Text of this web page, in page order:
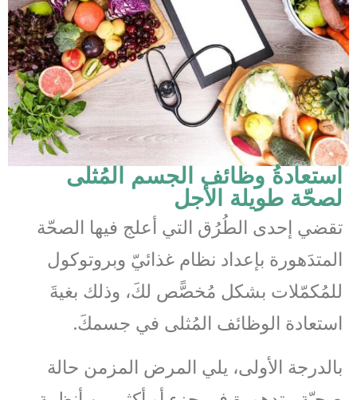
استعادةُ وظائف الجسم المُثلى
لصحّة طويلة الأجل
تقضي إحدى الطُرُق التي أعلج فيها الصحّة
المتدَهورة بإعداد نظام غذائيّ وبروتوكول
للمُكمّلات بشكل مُخصًّص لكَ، وذلك بغيةَ
استعادة الوظائف المُثلى في جسمكَ.
بالدرجة الأولى، يلي المرض المزمن حالة